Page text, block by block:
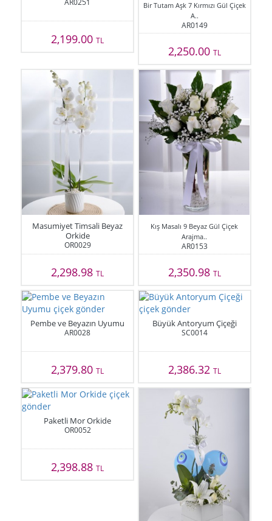
AR0251
2,199.00TL
Bir Tutam Aşk 7 Kırmızı Gül Çiçek
A..
AR0149
2,250.00 TL
Masumiyet Timsali Beyaz
Orkide
OR0029
2,298.98TL
Kış Masalı 9 Beyaz Gül Çiçek
Arajma..
AR0153
2,350.98 TL
Pembe ve Beyazın Uyumu
AR0028
2,379.80TL
Büyük Antoryum Çiçeği
SC0014
2,386.32 TL
Paketli Mor Orkide
OR0052
2,398.88TL